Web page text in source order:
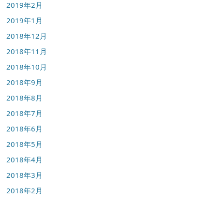
2019年2月
2019年1月
2018年12月
2018年11月
2018年10月
2018年9月
2018年8月
2018年7月
2018年6月
2018年5月
2018年4月
2018年3月
2018年2月